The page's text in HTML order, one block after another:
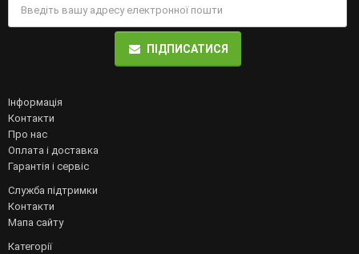
ПІДПИСАТИСЯ
Інформація
Контакти
Про нас
Оплата і доставка
Гарантія і сервіс
Служба підтримки
Контакти
Мапа сайту
Категорії